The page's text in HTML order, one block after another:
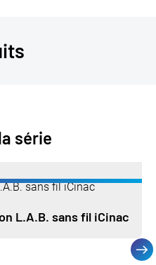
série
L.A.B. sans fil iCinac